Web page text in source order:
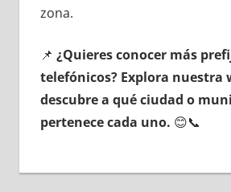
zona.
📌 ¿Quieres conocer mа́s
telefónicos? Explora nuestra
descubre а qué ciudad ο
pertenece cada uno. 😊📞